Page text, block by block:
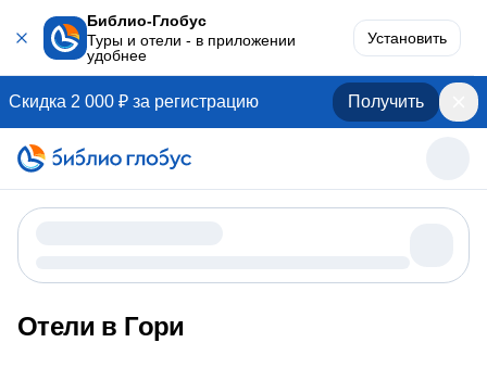
Библио-Глобус
Туры и отели - в приложении
удобнее
Установить
Скидка 2 000 ₽ за регистрацию Получить
Отели в Гори